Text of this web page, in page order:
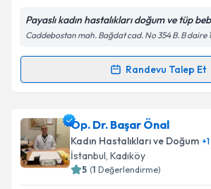
Kişisel verilerimin işlenmesine
kapsamda işlenmesini kabul
Takvim Talebini
Payaslı kadın hastalıkları doğum ve tüp
Caddebostan mah. Bağdat cad. No 354 B. B daire
Randevu Talep Et
Randevu Takvimi Talebi
Dr. Ahmet Payaslıiçin randevu
oluşturun. Size bu uzmandan randevu
takvim hazırlandığında e-posta ile
Op. Dr. Başar Önal
Kadın Hastalıkları ve Doğum +1
İstanbul, Kadıköy
5 (1 Değerlendirme)